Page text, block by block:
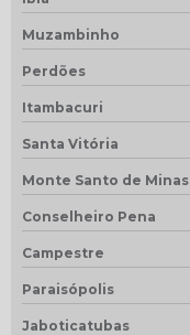
Muzambinho
Perdões
Itambacuri
Santa Vitória
Monte Santo de Minas
Conselheiro Pena
Campestre
Paraisópolis
Jaboticatubas